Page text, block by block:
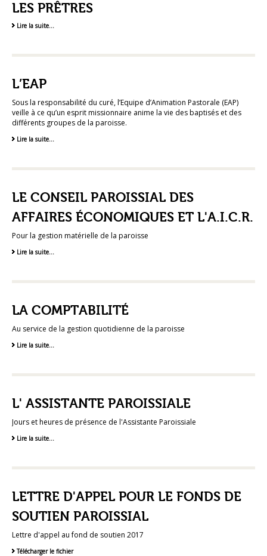
LES PRÊTRES
Lire la suite…
L’EAP
Sous la responsabilité du curé, l’Equipe d’Animation Pastorale (EAP)
veille à ce qu’un esprit missionnaire anime la vie des baptisés et des
différents groupes de la paroisse.
Lire la suite…
LE CONSEIL PAROISSIAL DES
AFFAIRES ÉCONOMIQUES ET L'A.I.C.R.
Pour la gestion matérielle de la paroisse
Lire la suite…
LA COMPTABILITÉ
Au service de la gestion quotidienne de la paroisse
Lire la suite…
L' ASSISTANTE PAROISSIALE
Jours et heures de présence de l'Assistante Paroissiale
Lire la suite…
LETTRE D'APPEL POUR LE FONDS DE
SOUTIEN PAROISSIAL
Lettre d'appel au fond de soutien 2017
Télécharger le fichier